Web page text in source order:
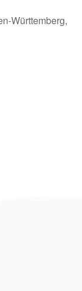
Württemberg,